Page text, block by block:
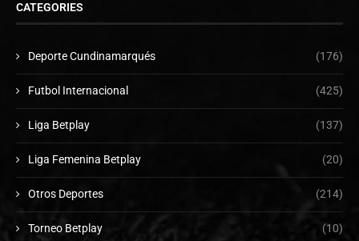
CATEGORIES
Deporte Cundinamarqués (176)
Futbol Internacional (425)
Liga Betplay (137)
Liga Femenina Betplay (20)
Otros Deportes (214)
Torneo Betplay (10)